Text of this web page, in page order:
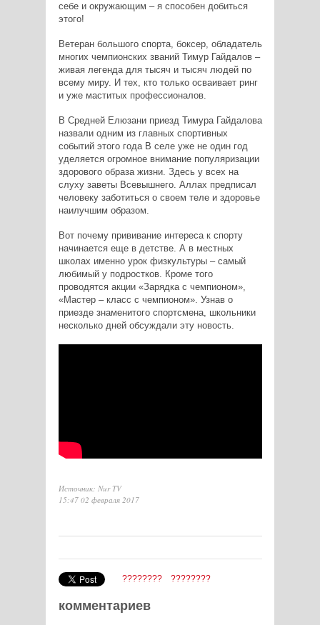
себе и окружающим – я способен добиться
этого!
Ветеран большого спорта, боксер, обладатель
многих чемпионских званий Тимур Гайдалов –
живая легенда для тысяч и тысяч людей по
всему миру. И тех, кто только осваивает ринг
и уже маститых профессионалов.
В Средней Елюзани приезд Тимура Гайдалова
назвали одним из главных спортивных
событий этого года В селе уже не один год
уделяется огромное внимание популяризации
здорового образа жизни. Здесь у всех на
слуху заветы Всевышнего. Аллах предписал
человеку заботиться о своем теле и здоровье
наилучшим образом.
Вот почему прививание интереса к спорту
начинается еще в детстве. А в местных
школах именно урок физкультуры – самый
любимый у подростков. Кроме того
проводятся акции «Зарядка с чемпионом»,
«Мастер – класс с чемпионом». Узнав о
приезде знаменитого спортсмена, школьники
несколько дней обсуждали эту новость.
Источник: Nur TV
15:47 02 февраля 2017
???????? ????????
комментариев